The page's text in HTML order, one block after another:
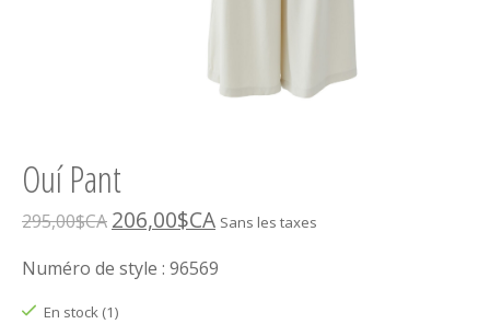
Ouí Pant
295,00$CA 206,00$CA Sans les taxes
Numéro de style : 96569
En stock (1)